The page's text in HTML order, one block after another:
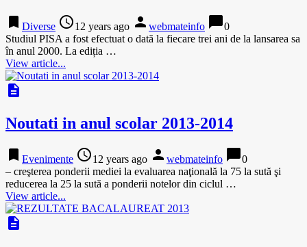
bookmark Diverse access_time12 years ago person webmateinfo chat_bubble0
Studiul PISA a fost efectuat o dată la fiecare trei ani de la lansarea sa
în anul 2000. La ediția …
View article...
description
Noutati in anul scolar 2013-2014
bookmark Evenimente access_time12 years ago person webmateinfo chat_bubble0
– creşterea ponderii mediei la evaluarea naţională la 75 la sută şi
reducerea la 25 la sută a ponderii notelor din ciclul …
View article...
description